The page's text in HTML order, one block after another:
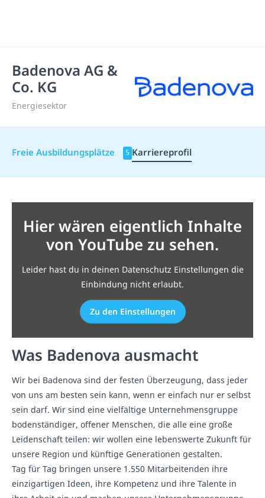
Badenova AG &
Co. KG
Energiesektor
Freie Ausbildungsplätze 5 Karriereprofil
Was Badenova ausmacht
Wir bei Badenova sind der festen Überzeugung, dass jeder
von uns am besten sein kann, wenn er einfach nur er selbst
sein darf. Wir sind eine vielfältige Unternehmensgruppe
bodenständiger, offener Menschen, die alle eine große
Leidenschaft teilen: wir wollen eine lebenswerte Zukunft für
unsere Region und künftige Generationen gestalten.
Tag für Tag bringen unsere 1.550 Mitarbeitenden ihre
einzigartigen Ideen, ihre Kompetenz und ihre Talente in
Hier wären eigentlich Inhalte
von YouTube zu sehen.
Leider hast du in deinen Datenschutz Einstellungen die
Einbindung nicht erlaubt.
Zu den Einstellungen